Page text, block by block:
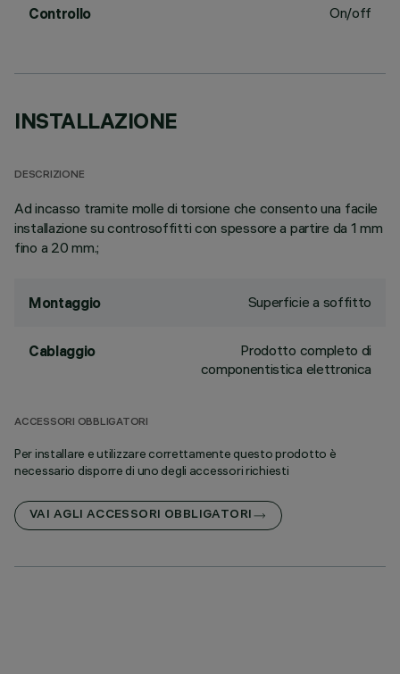
Controllo On/off
INSTALLAZIONE
DESCRIZIONE
Ad incasso tramite molle di torsione che consento una facile
installazione su controsoffitti con spessore a partire da 1 mm
fino a 20 mm.;
Montaggio Superficie a soffitto
Cablaggio
Prodotto completo di
componentistica elettronica
ACCESSORI OBBLIGATORI
Per installare e utilizzare correttamente questo prodotto è
necessario disporre di uno degli accessori richiesti
VAI AGLI ACCESSORI OBBLIGATORI